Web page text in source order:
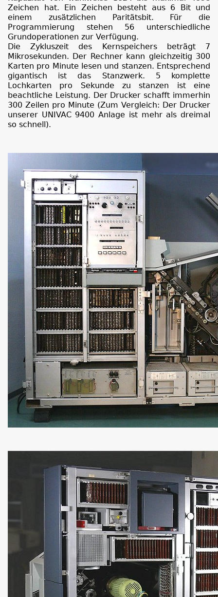
Zeichen hat. Ein Zeichen besteht aus 6 Bit und
einem zusätzlichen Paritätsbit. Für die
Programmierung stehen 56 unterschiedliche
Grundoperationen zur Verfügung.
Die Zykluszeit des Kernspeichers beträgt 7
Mikrosekunden. Der Rechner kann gleichzeitig 300
Karten pro Minute lesen und stanzen. Entsprechend
gigantisch ist das Stanzwerk. 5 komplette
Lochkarten pro Sekunde zu stanzen ist eine
beachtliche Leistung. Der Drucker schafft immerhin
300 Zeilen pro Minute (Zum Vergleich: Der Drucker
unserer UNIVAC 9400 Anlage ist mehr als dreimal
so schnell).